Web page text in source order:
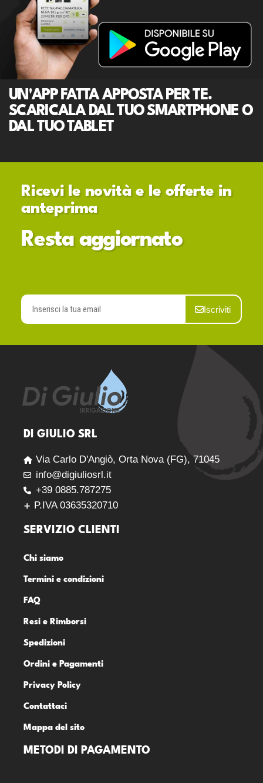
UN'APP FATTA APPOSTA PER TE.
SCARICALA DAL TUO SMARTPHONE O
DAL TUO TABLET
Ricevi le novità e le offerte in
anteprima
Resta aggiornato
Iscriviti
DI GIULIO SRL
Via Carlo D'Angiò, Orta Nova (FG), 71045
info@digiuliosrl.it
+39 0885.787275
P.IVA 03635320710
SERVIZIO CLIENTI
Chi siamo
Termini e condizioni
FAQ
Resi e Rimborsi
Spedizioni
Ordini e Pagamenti
Privacy Policy
Contattaci
Mappa del sito
METODI DI PAGAMENTO